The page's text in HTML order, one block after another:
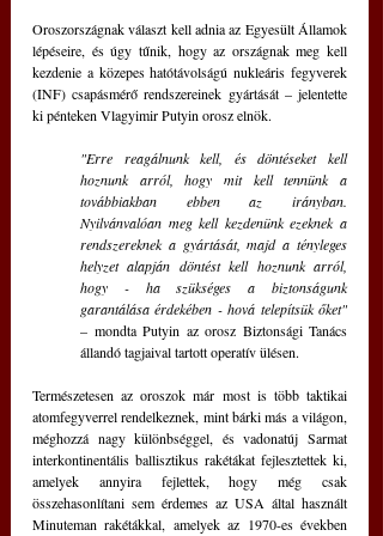
Oroszországnak választ kell adnia az Egyesült Államok
lépéseire, és úgy tűnik, hogy az országnak meg kell
kezdenie a közepes hatótávolságú nukleáris fegyverek
(INF) csapásmérő rendszereinek gyártását – jelentette
ki pénteken Vlagyimir Putyin orosz elnök.
"Erre reagálnunk kell, és döntéseket kell
hoznunk arról, hogy mit kell tennünk a
továbbiakban ebben az irányban.
Nyilvánvalóan meg kell kezdenünk ezeknek a
rendszereknek a gyártását, majd a tényleges
helyzet alapján döntést kell hoznunk arról,
hogy - ha szükséges a biztonságunk
– mondta Putyin az orosz Biztonsági Tanács
állandó tagjaival tartott operatív ülésen.
Természetesen az oroszok már most is több taktikai
atomfegyverrel rendelkeznek, mint bárki más a világon,
méghozzá nagy különbséggel, és vadonatúj Sarmat
interkontinentális ballisztikus rakétákat fejlesztettek ki,
amelyek annyira fejlettek, hogy még csak
összehasonlítani sem érdemes az USA által használt
Minuteman rakétákkal, amelyek az 1970-es években